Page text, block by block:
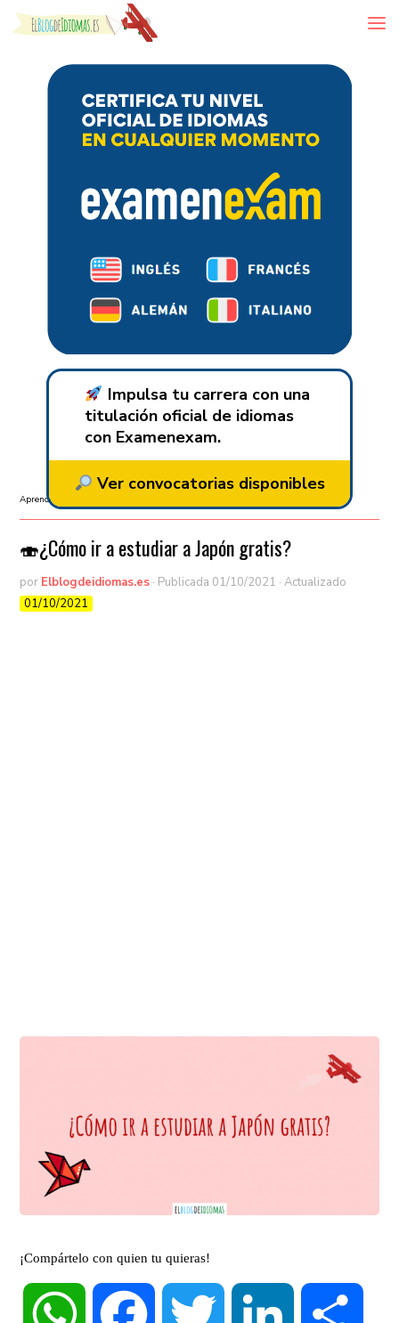
Skip to content
Impulsa tu carrera con una
titulación oficial de idiomas
con Examenexam.
Ver convocatorias disponibles
Aprender idiomas
🍣¿Cómo ir a estudiar a Japón gratis?
por Elblogdeidiomas.es · Publicada 01/10/2021 · Actualizado
01/10/2021
¡Compártelo con quien tu quieras!
WhatsApp Facebook Twitter LinkedIn